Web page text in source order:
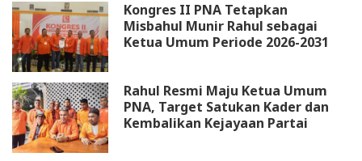
Kongres II PNA Tetapkan
Misbahul Munir Rahul sebagai
Ketua Umum Periode 2026-2031
Rahul Resmi Maju Ketua Umum
PNA, Target Satukan Kader dan
Kembalikan Kejayaan Partai